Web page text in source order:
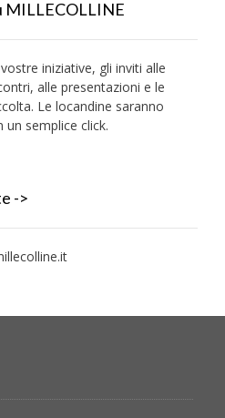
MILLECOLLINE
iniziative, gli inviti alle
alle presentazioni e le
Le locandine saranno
semplice click.
->